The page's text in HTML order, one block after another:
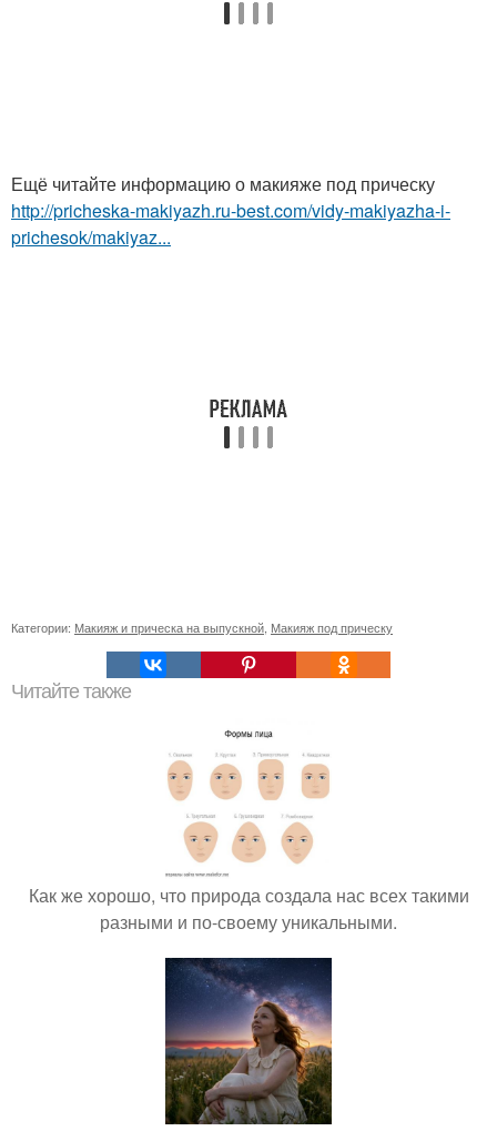
Ещё читайте информацию о макияже под прическу
http://pricheska-makiyazh.ru-best.com/vidy-makiyazha-i-
prichesok/makiyaz...
Категории: Макияж и прическа на выпускной Макияж под прическу
Читайте также
Как же хорошо, что природа создала нас всех такими
разными и по-своему уникальными.